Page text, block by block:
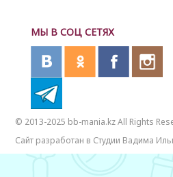
МЫ В СОЦ СЕТЯХ
© 2013-2025 bb-mania.kz All Rights
Сайт разработан в Студии Вадима